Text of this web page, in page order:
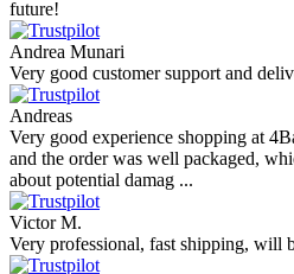
future!
Andrea Munari
Very good customer support and
Andreas
Very good experience shopping at
and the order was well packaged,
about potential damag ...
Victor M.
Very professional, fast shipping, will